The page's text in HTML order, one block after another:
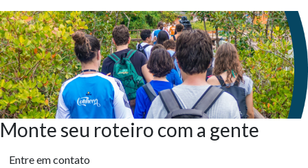
Monte seu roteiro com a gente
Entre em contato